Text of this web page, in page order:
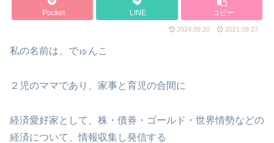
Pocket LINE コピー
2024.09.20 2021.08.27
私の名前は、でゅんこ
２児のママであり、家事と育児の合間に
経済愛好家として、株・債券・ゴールド・世界情勢などの
経済について、情報収集し発信する